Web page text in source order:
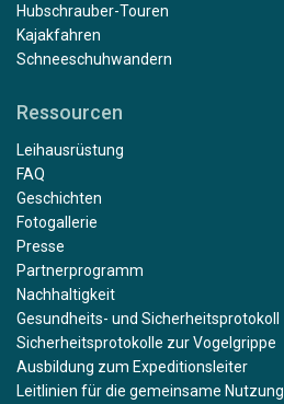
Hubschrauber-Touren
Kajakfahren
Schneeschuhwandern
Ressourcen
Leihausrüstung
FAQ
Geschichten
Fotogallerie
Presse
Partnerprogramm
Nachhaltigkeit
Gesundheits- und Sicherheitsprotokoll
Sicherheitsprotokolle zur Vogelgrippe
Ausbildung zum Expeditionsleiter
Leitlinien für die gemeinsame Nutzung